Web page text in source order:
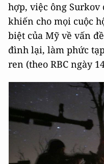
hợp, việc ông Surkov
khiến cho mọi cuộc
biệt của Mỹ về vấn
đình lại, làm phức
ren (theo RBC ngày